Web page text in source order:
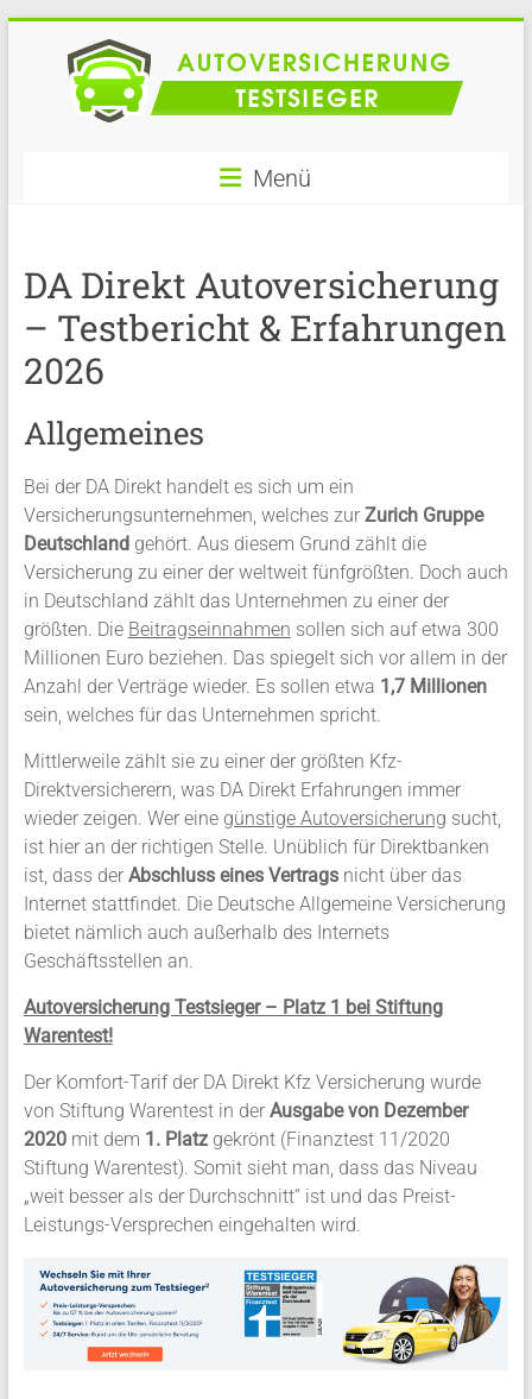
springen
Autoversicherung
Menü
DA Direkt Autoversicherung
– Testbericht & Erfahrungen
2026
Allgemeines
Bei der DA Direkt handelt es sich um ein
Versicherungsunternehmen, welches zur Zurich Gruppe
Deutschlandgehört. Aus diesem Grund zählt die
Versicherung zu einer der weltweit fünfgrößten. Doch auch
in Deutschland zählt das Unternehmen zu einer der
größten. Die Beitragseinnahmen sollen sich auf etwa 300
Millionen Euro beziehen. Das spiegelt sich vor allem in der
Anzahl der Verträge wieder. Es sollen etwa 1,7 Millionen
sein, welches für das Unternehmen spricht.
Mittlerweile zählt sie zu einer der größten Kfz-
Direktversicherern, was DA Direkt Erfahrungen immer
wieder zeigen. Wer eine günstige Autoversicherung sucht,
ist hier an der richtigen Stelle. Unüblich für Direktbanken
ist, dass der Abschluss eines Vertragsnicht über das
Internet stattfindet. Die Deutsche Allgemeine Versicherung
bietet nämlich auch außerhalb des Internets
Geschäftsstellen an.
Autoversicherung Testsieger – Platz 1 bei Stiftung
Warentest!
Der Komfort-Tarif der DA Direkt Kfz Versicherung wurde
von Stiftung Warentest in der Ausgabe von Dezember
2020mit dem 1. Platzgekrönt (Finanztest 11/2020
Stiftung Warentest). Somit sieht man, dass das Niveau
„weit besser als der Durchschnitt“ ist und das Preist-
Leistungs-Versprechen eingehalten wird.